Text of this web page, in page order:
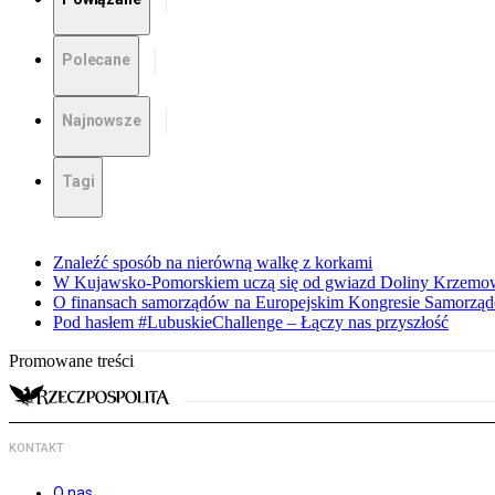
Polecane
Najnowsze
Tagi
Znaleźć sposób na nierówną walkę z korkami
W Kujawsko-Pomorskiem uczą się od gwiazd Doliny
O finansach samorządów na Europejskim Kongresie
Pod hasłem #LubuskieChallenge – Łączy nas przyszłość
Promowane treści
KONTAKT